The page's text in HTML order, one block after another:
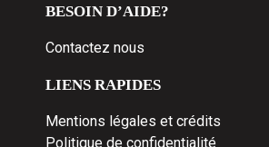
BESOIN D’AIDE?
Contactez nous
LIENS RAPIDES
Mentions légales et crédits
Politique de confidentialité